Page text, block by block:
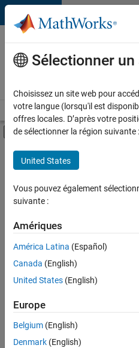
Passer au contenu
Votre
carrière
chez
Accueil Explorer nos opportunités
Activer/désactiver
Contenu principal
FILTRER PAR
Programme destiné aux nouvelles carrières (EDG)
Développement de produits
Ingénierie de la qualité
Enregistrer
sélectionnées
Les
Sélectionner
Choisissez un site web pour
votre langue (lorsqu'il est
offres locales. D’après votre
de sélectionner la région suivante :
United States
Vous pouvez également
suivante :
Amériques
América Latina (Español)
Canada (English)
United States (English)
Europe
Belgium (English)
Denmark (English)